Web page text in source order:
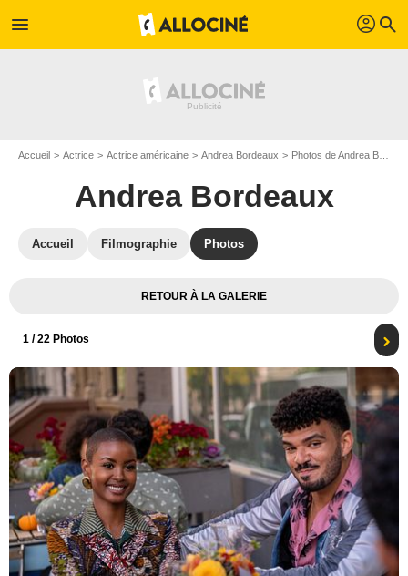
menu profil search
Accueil Actrice Actrice américaine Andrea Bordeaux Photos de Andrea Bordeaux
Andrea Bordeaux
Accueil Filmographie Photos
RETOUR À LA GALERIE
1 / 22 Photos